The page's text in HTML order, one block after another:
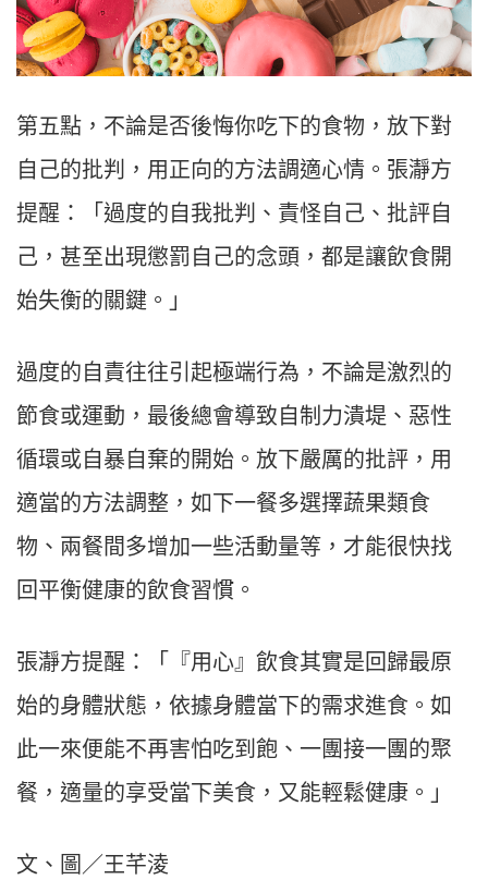
第五點，不論是否後悔你吃下的食物，放下對
自己的批判，用正向的方法調適心情。張瀞方
提醒：「過度的自我批判、責怪自己、批評自
己，甚至出現懲罰自己的念頭，都是讓飲食開
始失衡的關鍵。」
過度的自責往往引起極端行為，不論是激烈的
節食或運動，最後總會導致自制力潰堤、惡性
循環或自暴自棄的開始。放下嚴厲的批評，用
適當的方法調整，如下一餐多選擇蔬果類食
物、兩餐間多增加一些活動量等，才能很快找
回平衡健康的飲食習慣。
張瀞方提醒：「『用心』飲食其實是回歸最原
始的身體狀態，依據身體當下的需求進食。如
此一來便能不再害怕吃到飽、一團接一團的聚
餐，適量的享受當下美食，又能輕鬆健康。」
文、圖／王芊淩